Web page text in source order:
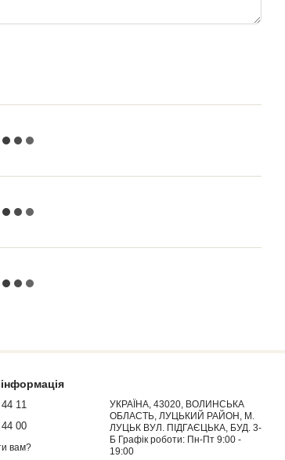
11
00
вам?
УКРАЇНА, 43020, ВОЛИНСЬКА
ОБЛАСТЬ, ЛУЦЬКИЙ РАЙОН, М.
ЛУЦЬК ВУЛ. ПІДГАЄЦЬКА, БУД. 3-
Б Графік роботи: Пн-Пт 9:00 -
19:00